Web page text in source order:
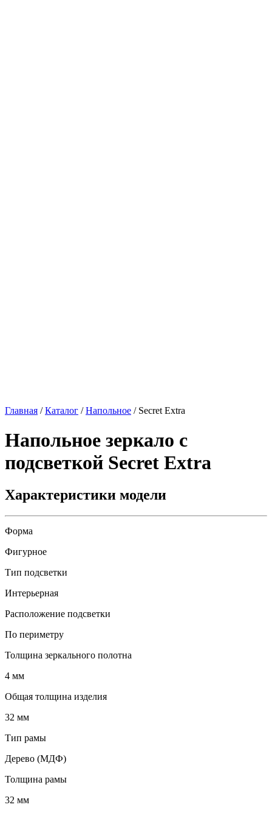
Главная /Каталог /Напольное / Secret Extra
Напольное зеркало с
подсветкой Secret Extra
Характеристики модели
Форма
Фигурное
Тип подсветки
Интерьерная
Расположение подсветки
По периметру
Толщина зеркального полотна
4 мм
Общая толщина изделия
32 мм
Тип рамы
Дерево (МДФ)
Толщина рамы
32 мм